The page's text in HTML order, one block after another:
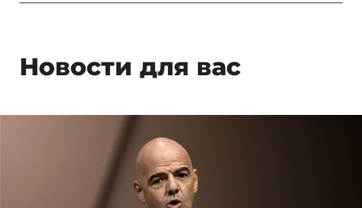
Новости для вас